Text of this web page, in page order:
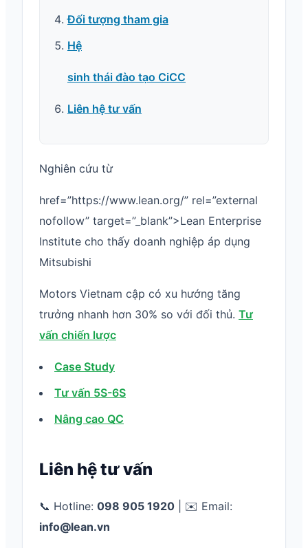
Đối tượng tham gia
Hệ
sinh thái đào tạo CiCC
Liên hệ tư vấn
Nghiên cứu từ
href=”https://www.lean.org/” rel=”external
nofollow” target=”_blank”>Lean Enterprise
Institute cho thấy doanh nghiệp áp dụng
Mitsubishi
Motors Vietnam cập có xu hướng tăng
trưởng nhanh hơn 30% so với đối thủ. Tư
vấn chiến lược
Case Study
Tư vấn 5S-6S
Nâng cao QC
Liên hệ tư vấn
📞 Hotline: 098 905 1920 | ✉️ Email:
info@lean.vn